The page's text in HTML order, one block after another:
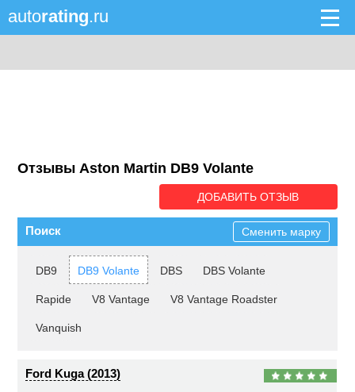
autorating.ru
Отзывы Aston Martin DB9 Volante
ДОБАВИТЬ ОТЗЫВ
Поиск Сменить марку
DB9 DB9 Volante DBS DBS Volante
Rapide V8 Vantage V8 Vantage Roadster
Vanquish
Ford Kuga (2013)